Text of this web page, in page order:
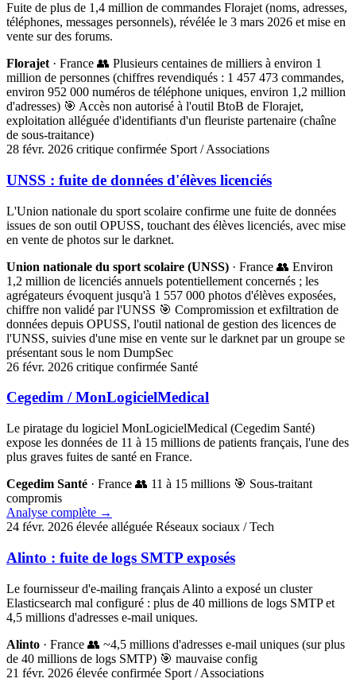
Fuite de plus de 1,4 million de commandes Florajet (noms, adresses,
téléphones, messages personnels), révélée le 3 mars 2026 et mise en
vente sur des forums.
Florajet · France 👥 Plusieurs centaines de milliers à environ 1
million de personnes (chiffres revendiqués : 1 457 473 commandes,
environ 952 000 numéros de téléphone uniques, environ 1,2 million
d'adresses) 🎯 Accès non autorisé à l'outil BtoB de Florajet,
exploitation alléguée d'identifiants d'un fleuriste partenaire (chaîne
de sous-traitance)
28 févr. 2026 critique confirmée Sport / Associations
UNSS : fuite de données d'élèves licenciés
L'Union nationale du sport scolaire confirme une fuite de données
issues de son outil OPUSS, touchant des élèves licenciés, avec mise
en vente de photos sur le darknet.
Union nationale du sport scolaire (UNSS) · France 👥 Environ
1,2 million de licenciés annuels potentiellement concernés ; les
agrégateurs évoquent jusqu'à 1 557 000 photos d'élèves exposées,
chiffre non validé par l'UNSS 🎯 Compromission et exfiltration de
données depuis OPUSS, l'outil national de gestion des licences de
l'UNSS, suivies d'une mise en vente sur le darknet par un groupe se
présentant sous le nom DumpSec
26 févr. 2026 critique confirmée Santé
Cegedim / MonLogicielMedical
Le piratage du logiciel MonLogicielMedical (Cegedim Santé)
expose les données de 11 à 15 millions de patients français, l'une des
plus graves fuites de santé en France.
Cegedim Santé · France 👥 11 à 15 millions 🎯 Sous-traitant
compromis
Analyse complète →
24 févr. 2026 élevée alléguée Réseaux sociaux / Tech
Alinto : fuite de logs SMTP exposés
Le fournisseur d'e-mailing français Alinto a exposé un cluster
Elasticsearch mal configuré : plus de 40 millions de logs SMTP et
4,5 millions d'adresses e-mail uniques.
Alinto · France 👥 ~4,5 millions d'adresses e-mail uniques (sur plus
de 40 millions de logs SMTP) 🎯 mauvaise config
21 févr. 2026 élevée confirmée Sport / Associations